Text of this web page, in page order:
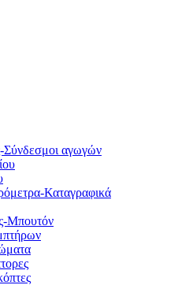
Σύνδεσμοι αγωγών
Καταγραφικά
Μπουτόν